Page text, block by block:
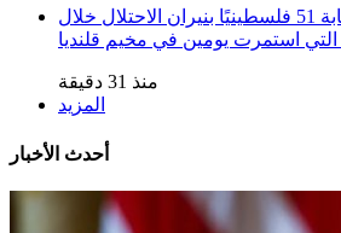
محافظة القدس: إصابة 51 فلسطينيًا بنيران الاحتلال خلال
التي استمرت يومين في مخيم قلنديا
منذ 31 دقيقة
المزيد
أحدث الأخبار